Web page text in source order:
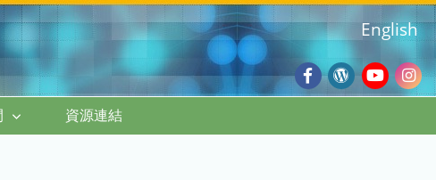
Facebook
Wordpress
Blog
English
資源連結